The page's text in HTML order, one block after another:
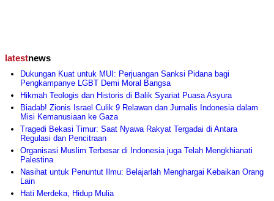
latestnews
Dukungan Kuat untuk MUI: Perjuangan Sanksi Pidana bagi
Pengkampanye LGBT Demi Moral Bangsa
Hikmah Teologis dan Historis di Balik Syariat Puasa Asyura
Biadab! Zionis Israel Culik 9 Relawan dan Jurnalis Indonesia dalam
Misi Kemanusiaan ke Gaza
Tragedi Bekasi Timur: Saat Nyawa Rakyat Tergadai di Antara
Regulasi dan Pencitraan
Organisasi Muslim Terbesar di Indonesia juga Telah Mengkhianati
Palestina
Nasihat untuk Penuntut Ilmu: Belajarlah Menghargai Kebaikan Orang
Lain
Hati Merdeka, Hidup Mulia